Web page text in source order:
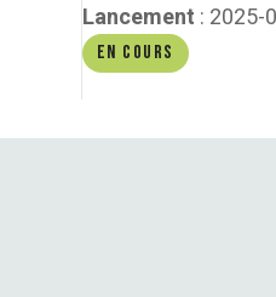
Lancement : 2025-
En cours